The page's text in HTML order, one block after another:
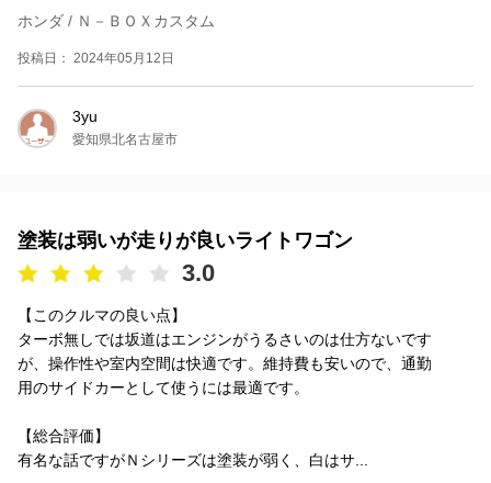
ホンダ / Ｎ－ＢＯＸカスタム
投稿日： 2024年05月12日
3yu
愛知県北名古屋市
塗装は弱いが走りが良いライトワゴン
3.0
【このクルマの良い点】
ターボ無しでは坂道はエンジンがうるさいのは仕方ないです
が、操作性や室内空間は快適です。維持費も安いので、通勤
用のサイドカーとして使うには最適です。
【総合評価】
有名な話ですがＮシリーズは塗装が弱く、白はサ...